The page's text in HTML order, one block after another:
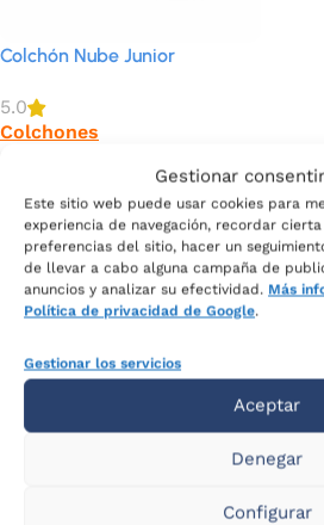
Gestionar
Este sitio web puede usar cookies para
experiencia de navegación, recordar
preferencias del sitio, hacer un
de llevar a cabo alguna campaña de
anuncios y analizar su efectividad. Más
Política de privacidad de Google.
Gestionar los servicios
Aceptar
Denegar
Configurar
Colchón Nube Junior
5.0
Colchones
618 €
309€
MEDIDA
Seleccionar opciones